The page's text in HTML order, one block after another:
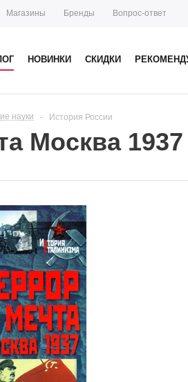
Магазины Бренды Вопрос-ответ
НОВИНКИ СКИДКИ
науки - История России
Москва 1937